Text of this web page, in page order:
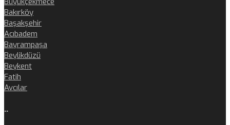
Bakırköy
Başakşehir
Acıbadem
Bayrampaşa
Beylikdüzü
Beykent
Fatih
Avcılar
..